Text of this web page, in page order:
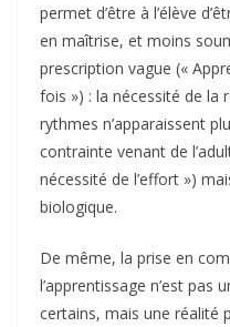
permet d’être à l’élève
en maîtrise, et moins
prescription vague («
fois ») : la nécessité de la
rythmes n’apparaissent
contrainte venant de
nécessité de l’effort »)
biologique.
De même, la prise en
l’apprentissage n’est pas
certains, mais une réalité